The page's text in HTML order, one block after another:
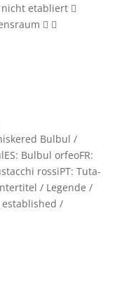
etabliert 
 
Bulbul /
Bulbul orfeoFR:
rossiPT: Tuta-
/ Legende /
established /